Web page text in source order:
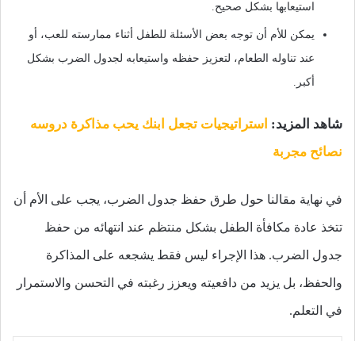
استيعابها بشكل صحيح.
يمكن للأم أن توجه بعض الأسئلة للطفل أثناء ممارسته للعب، أو
عند تناوله الطعام، لتعزيز حفظه واستيعابه لجدول الضرب بشكل
أكبر.
شاهد المزيد: استراتيجيات تجعل ابنك يحب مذاكرة دروسه
نصائح مجربة
في نهاية مقالنا حول طرق حفظ جدول الضرب، يجب على الأم أن
تتخذ عادة مكافأة الطفل بشكل منتظم عند انتهائه من حفظ
جدول الضرب. هذا الإجراء ليس فقط يشجعه على المذاكرة
والحفظ، بل يزيد من دافعيته ويعزز رغبته في التحسن والاستمرار
في التعلم.